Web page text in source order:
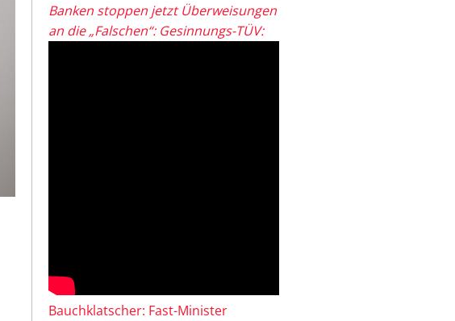
Banken stoppen jetzt Überweisungen
an die „Falschen“: Gesinnungs-TÜV:
Bauchklatscher: Fast-Minister